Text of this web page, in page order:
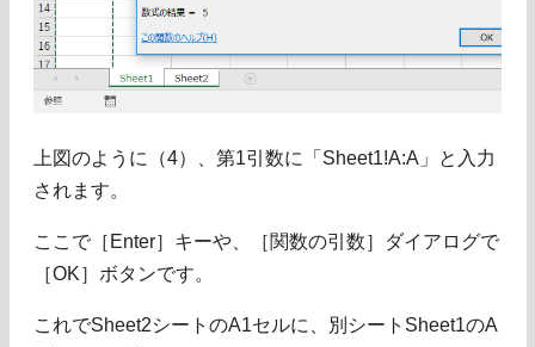
上図のように（4）、第1引数に「Sheet1!A:A」と入力
されます。
ここで［Enter］キーや、［関数の引数］ダイアログで
［OK］ボタンです。
これでSheet2シートのA1セルに、別シートSheet1のA